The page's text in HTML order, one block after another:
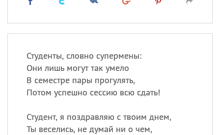
Студенты, словно супермены:
Они лишь могут так умело
В семестре пары прогулять,
Потом успешно сессию всю сдать!
Студент, я поздравляю с твоим днем,
Ты веселись, не думай ни о чем,